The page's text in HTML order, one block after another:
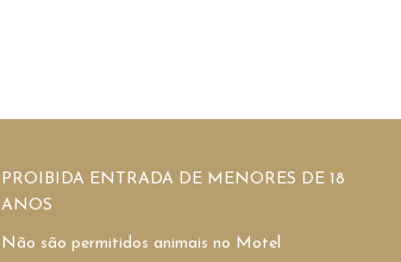
PROIBIDA ENTRADA DE MENORES DE 18
ANOS
Não são permitidos animais no Motel